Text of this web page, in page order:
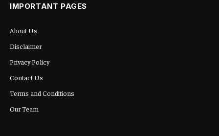
IMPORTANT PAGES
About Us
Disclaimer
Privacy Policy
Contact Us
Terms and Conditions
Our Team